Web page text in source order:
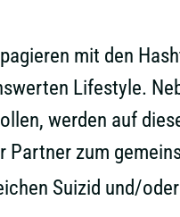
mit den
Lifestyle.
werden auf
zum
Suizid und/